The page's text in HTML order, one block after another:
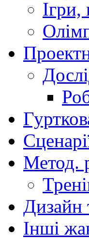
Ігри,
Метод.
Дизайн
Інші